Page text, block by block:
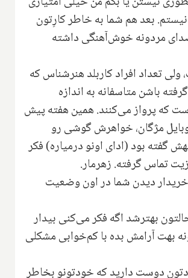
نیستم. بعد هم شما به خاطر کارِتون
مردونه خوش‌آهنگی داشته
تعداد افراد کاربلد هنرشناس که
باشن متاسفانه به اندازه
که پرواز می‌کنند. همین هفته پیش
مژگان، خواهرش گوشی رو
گفته بود (ادای اونو درمیاره) فکر
تماس گرفته. زهرمار.
دیدن شما در اون وضعیت
بهترشد اگه فکر می‌کنی بیدار
بهت آرامش بده با کم‌خوابی مشکلی
دوست دارید که خودتونو بخاطر